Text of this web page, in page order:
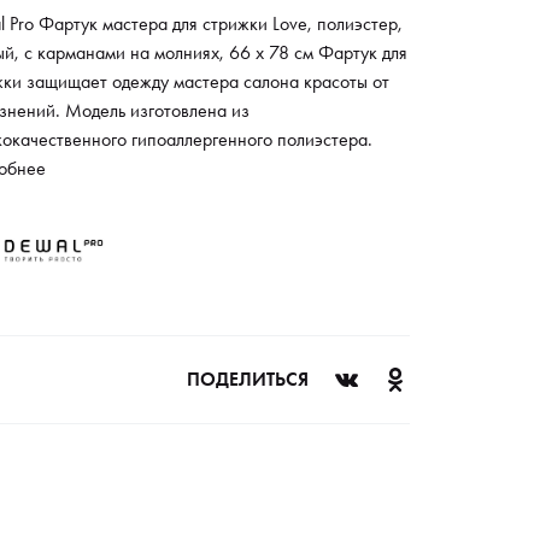
Pro Фартук мастера для стрижки Love, полиэстер,
с карманами на молниях, 66 x 78 см Фартук для
защищает одежду мастера салона красоты от
Модель изготовлена из
гипоаллергенного полиэстера.
устойчив к износу даже при регулярном
влаги. При необходимости пользователь
самостоятельно отрегулировать длину изделия с
карманы на молнии используются для
ПОДЕЛИТЬСЯ